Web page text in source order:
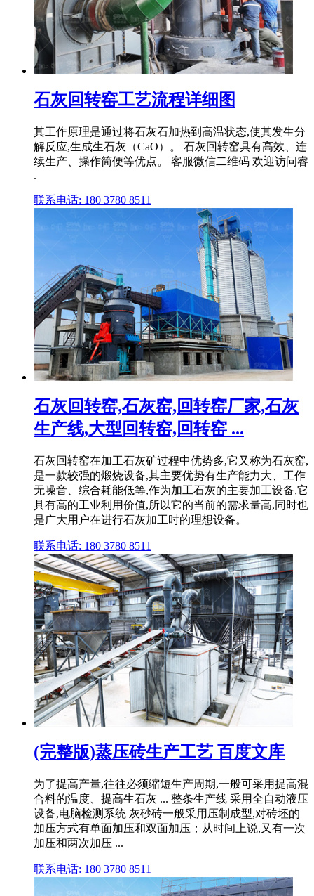
石灰回转窑工艺流程详细图
其工作原理是通过将石灰石加热到高温状态,使其发生分
解反应,生成生石灰（CaO）。 石灰回转窑具有高效、连
续生产、操作简便等优点。 客服微信二维码 欢迎访问睿
.
联系电话: 180 3780 8511
石灰回转窑,石灰窑,回转窑厂家,石灰
生产线,大型回转窑,回转窑 ...
石灰回转窑在加工石灰矿过程中优势多,它又称为石灰窑,
是一款较强的煅烧设备,其主要优势有生产能力大、工作
无噪音、综合耗能低等,作为加工石灰的主要加工设备,它
具有高的工业利用价值,所以它的当前的需求量高,同时也
是广大用户在进行石灰加工时的理想设备。
联系电话: 180 3780 8511
(完整版)蒸压砖生产工艺 百度文库
为了提高产量,往往必须缩短生产周期,一般可采用提高混
合料的温度、提高生石灰 ... 整条生产线 采用全自动液压
设备,电脑检测系统 灰砂砖一般采用压制成型,对砖坯的
加压方式有单面加压和双面加压；从时间上说,又有一次
加压和两次加压 ...
联系电话: 180 3780 8511